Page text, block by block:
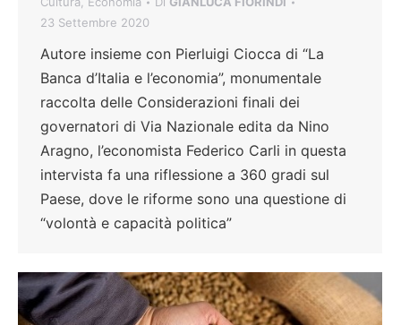
23 Settembre 2020
Autore insieme con Pierluigi Ciocca di “La
Banca d’Italia e l’economia”, monumentale
raccolta delle Considerazioni finali dei
governatori di Via Nazionale edita da Nino
Aragno, l’economista Federico Carli in questa
intervista fa una riflessione a 360 gradi sul
Paese, dove le riforme sono una questione di
“volontà e capacità politica”